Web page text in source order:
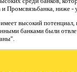
и Промсвязьбанка,
высокий потенциал,
банками были